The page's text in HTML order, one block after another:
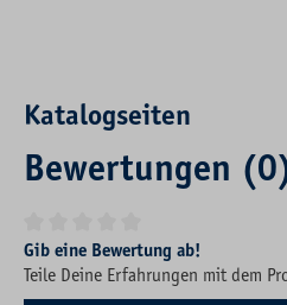
Katalogseiten
Bewertungen
Durchschnittliche Bewertung von 0 von
Gib eine Bewertung ab!
Teile Deine Erfahrungen mit dem